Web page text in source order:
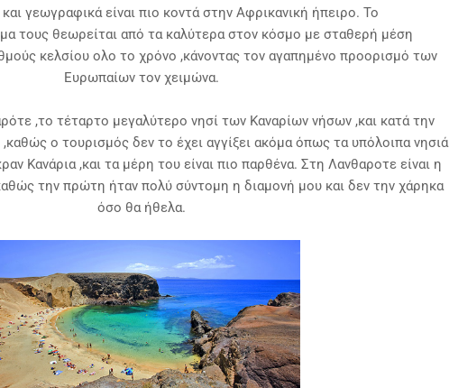
και γεωγραφικά είναι πιο κοντά στην Αφρικανική ήπειρο. Το
τους θεωρείται από τα καλύτερα στον κόσμο με σταθερή μέση
κελσίου ολο το χρόνο ,κάνοντας τον αγαπημένο προορισμό των
Ευρωπαίων τον χειμώνα.
,το τέταρτο μεγαλύτερο νησί των Καναρίων νήσων ,και κατά την
ο τουρισμός δεν το έχει αγγίξει ακόμα όπως τα υπόλοιπα νησιά
Κανάρια ,και τα μέρη του είναι πιο παρθένα. Στη Λανθαροτε είναι η
την πρώτη ήταν πολύ σύντομη η διαμονή μου και δεν την χάρηκα
όσο θα ήθελα.